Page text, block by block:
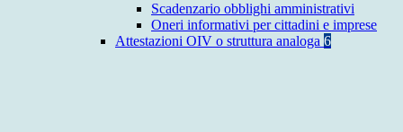
Scadenzario obblighi amministrativi
Oneri informativi per cittadini e imprese
Attestazioni OIV o struttura analoga 6